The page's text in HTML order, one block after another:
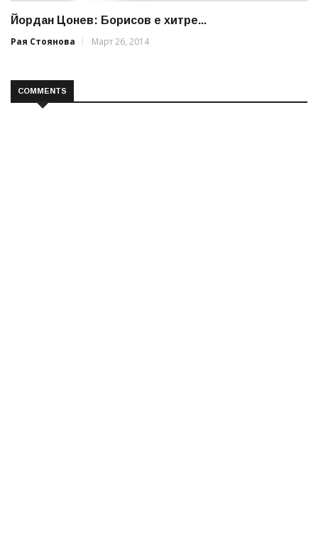
Йордан Цонев: Борисов е хитре...
Рая Стоянова
Март 26, 2014
COMMENTS